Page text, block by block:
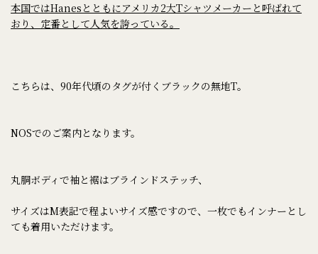
本国ではHanesとともにアメリカ2大Tシャツメーカーと呼ばれて
おり、定番として人気を誇っている。
こちらは、90年代頃のタグが付くブラックの無地T。
NOSでのご案内となります。
丸胴ボディで袖と裾はブラインドステッチ、
サイズはM表記で程よいサイズ感ですので、一枚でもインナーとし
ても着用いただけます。